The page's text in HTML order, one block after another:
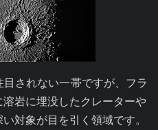
されない一帯ですが、フラ
岩に埋没したクレーターや
対象が目を引く領域です。